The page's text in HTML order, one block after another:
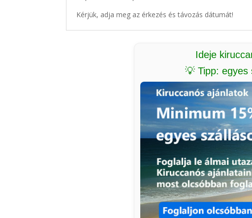
Kérjük, adja meg az érkezés és távozás dátumát!
Ideje
💡 Tipp: egyes